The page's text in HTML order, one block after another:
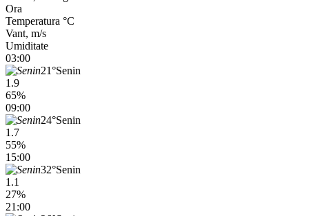
Ora
Temperatura °C
Vant, m/s
Umiditate
03:00
21°Senin
1.9
65%
09:00
24°Senin
1.7
55%
15:00
32°Senin
1.1
27%
21:00